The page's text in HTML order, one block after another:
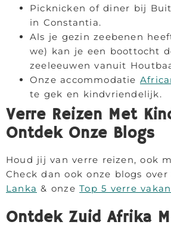
Picknicken of diner bij
in Constantia.
Als je gezin zeebenen
we) kan je een boottocht
zeeleeuwen vanuit
Onze accommodatie
te gek en kindvriendelijk.
Verre Reizen Met
Ontdek Onze Blogs
Houd jij van verre reizen, ook
Check dan ook onze blogs
Lanka & onzeTop 5 verre
Ontdek Zuid Afrika